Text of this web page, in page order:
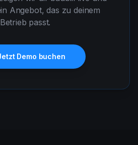
Angebot, das zu deinem
Betrieb passt.
Demo buchen